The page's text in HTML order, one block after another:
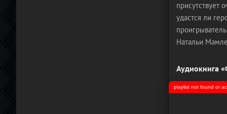
присутствует
удастся ли
Натальи
Аудиокнига
playlist not found or